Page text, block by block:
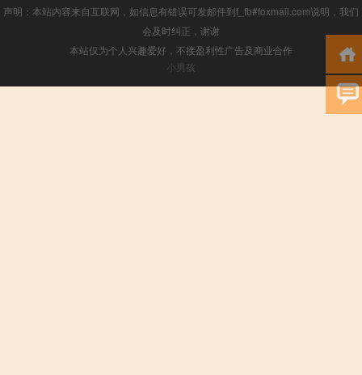
声明：本站内容来自互联网，如信息有错误可发邮件到f_fb#foxmail.com说明，我们
会及时纠正，谢谢
本站仅为个人兴趣爱好，不接盈利性广告及商业合作
小男孩